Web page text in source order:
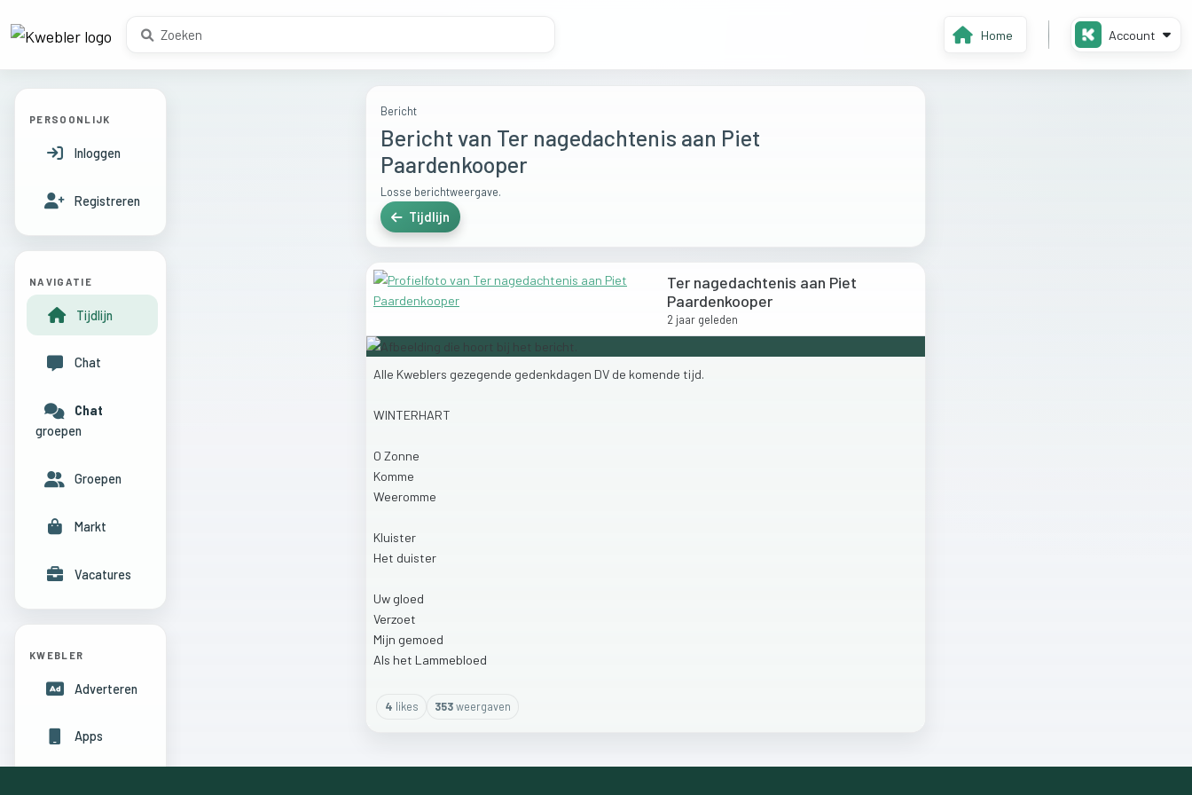
Home Account
Bericht
Bericht van Ter nagedachtenis aan Piet
Paardenkooper
Losse berichtweergave.
Tijdlijn
Ter nagedachtenis aan Piet
Paardenkooper
2 jaar geleden
Alle Kweblers gezegende gedenkdagen DV de komende tijd.
WINTERHART
O Zonne
Komme
Weeromme
Kluister
Het duister
Uw gloed
Verzoet
Mijn gemoed
Als het Lammebloed
4 likes 353weergaven
PERSOONLIJK
Inloggen
Registreren
NAVIGATIE
Tijdlijn
Chat
Chat
groepen
Groepen
Markt
Vacatures
KWEBLER
Adverteren
Apps